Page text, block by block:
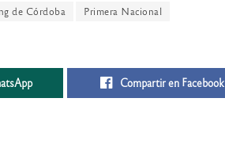
de Córdoba Primera Nacional
Compartir en Facebook